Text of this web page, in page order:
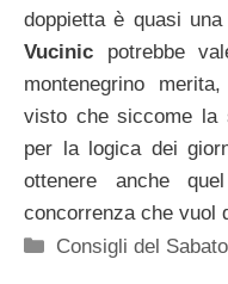
doppietta è quasi
Vucinic potrebbe
montenegrino
visto che siccome la
per la logica dei
ottenere anche
concorrenza che vuol
Categorie
Consigli del Sabato